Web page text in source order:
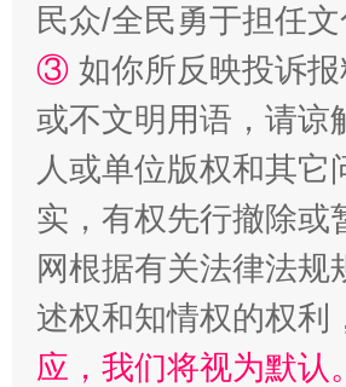
一颗心始终滚烫
民众/全民勇于担任
③ 如你所反映投诉
或不文明用语，请谅
人或单位版权和其它
实，有权先行撤除或
网根据有关法律法
述权和知情权的权利
应，我们将视为默认